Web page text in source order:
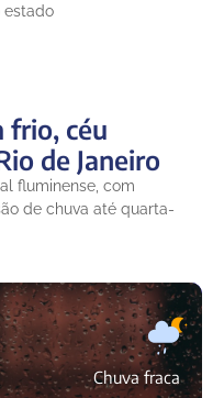
estado
frio, céu
de Janeiro
fluminense, com
de chuva até quarta-
Chuva fraca